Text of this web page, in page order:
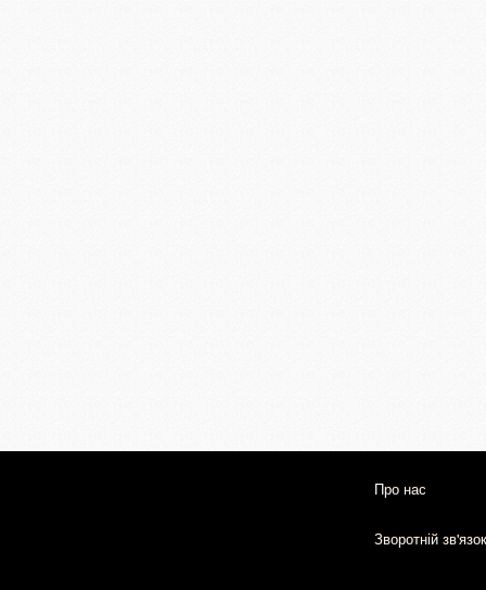
Про нас
Зворотній зв'язок